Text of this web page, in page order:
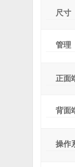
尺寸
管理
正面
背面
操作